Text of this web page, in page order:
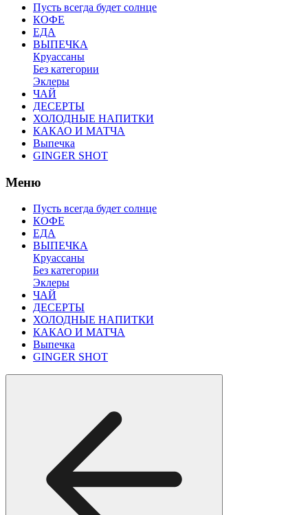
Пусть всегда будет солнце
КОФЕ
ЕДА
ВЫПЕЧКА
Круассаны
Без категории
Эклеры
ЧАЙ
ДЕСЕРТЫ
ХОЛОДНЫЕ НАПИТКИ
КАКАО И МАТЧА
Выпечка
GINGER SHOT
Меню
Пусть всегда будет солнце
КОФЕ
ЕДА
ВЫПЕЧКА
Круассаны
Без категории
Эклеры
ЧАЙ
ДЕСЕРТЫ
ХОЛОДНЫЕ НАПИТКИ
КАКАО И МАТЧА
Выпечка
GINGER SHOT